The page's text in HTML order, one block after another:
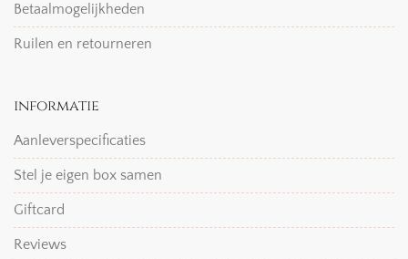
Betaalmogelijkheden
Ruilen en retourneren
informatie
Aanleverspecificaties
Stel je eigen box samen
Giftcard
Reviews